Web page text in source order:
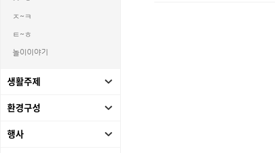
ㅈ~ㅋ
ㅌ~ㅎ
놀이이야기
생활주제
환경구성
행사